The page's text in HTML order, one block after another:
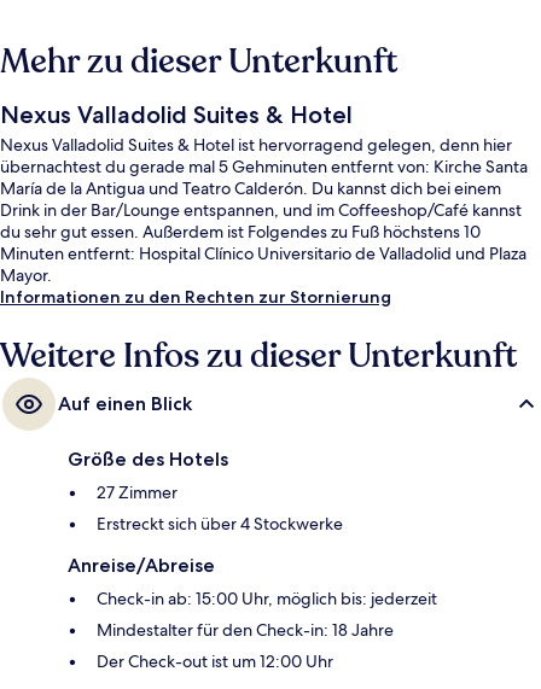
Mehr zu dieser Unterkunft
Nexus Valladolid Suites & Hotel
Nexus Valladolid Suites & Hotel ist hervorragend gelegen, denn hier
übernachtest du gerade mal 5 Gehminuten entfernt von: Kirche Santa
María de la Antigua und Teatro Calderón. Du kannst dich bei einem
Drink in der Bar/Lounge entspannen, und im Coffeeshop/Café kannst
du sehr gut essen. Außerdem ist Folgendes zu Fuß höchstens 10
Minuten entfernt: Hospital Clínico Universitario de Valladolid und Plaza
Mayor.
Informationen zu den Rechten zur Stornierung
Weitere Infos zu dieser Unterkunft
Auf einen Blick
Größe des Hotels
27 Zimmer
Erstreckt sich über 4 Stockwerke
Anreise/Abreise
Check-in ab: 15:00 Uhr, möglich bis: jederzeit
Mindestalter für den Check-in: 18 Jahre
Der Check-out ist um 12:00 Uhr